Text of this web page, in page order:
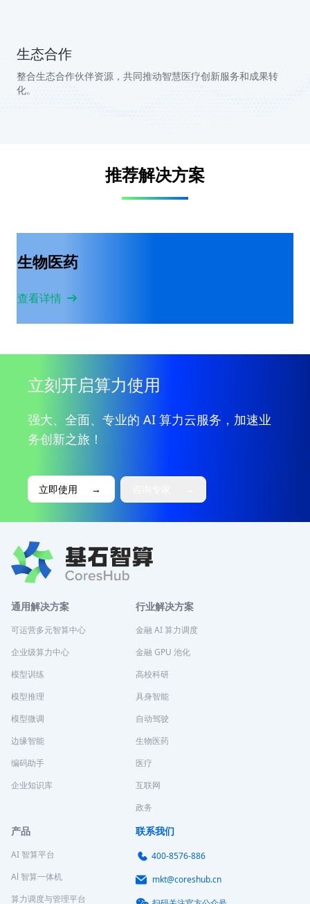
生态合作
整合生态合作伙伴资源，共同推动智慧医疗创新服务和成果转
化。
推荐解决方案
生物医药
查看详情
立刻开启算力使用
强大、全面、专业的 AI 算力云服务，加速业
务创新之旅！
立即使用 →
通用解决方案
可运营多元智算中心
企业级算力中心
模型训练
模型推理
模型微调
边缘智能
编码助手
企业知识库
行业解决方案
金融 AI 算力调度
金融 GPU 池化
高校科研
具身智能
自动驾驶
生物医药
医疗
互联网
政务
产品
AI 智算平台
Al 智算一体机
算力调度与管理平台
联系我们
400-8576-886
mkt@coreshub.cn